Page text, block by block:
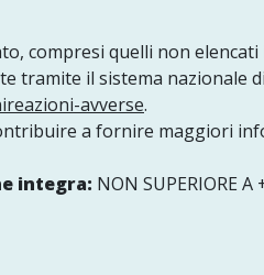
compresi quelli non
il sistema nazionale
avverse.
a fornire maggiori
integra: NON SUPERIORE A